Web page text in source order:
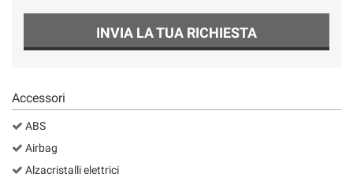
INVIA LA TUA RICHIESTA
Accessori
ABS
Airbag
Alzacristalli elettrici